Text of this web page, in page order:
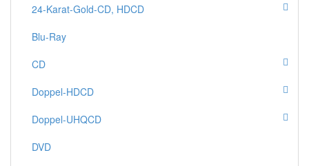
24-Karat-Gold-CD, HDCD
Blu-Ray
CD
Doppel-HDCD
Doppel-UHQCD
DVD